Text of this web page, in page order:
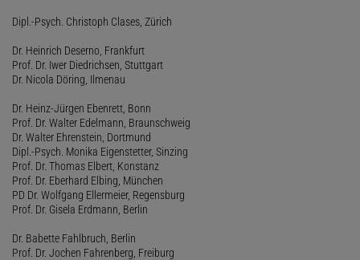
Dipl.-Psych. Christoph Clases, Zürich
Dr. Heinrich Deserno, Frankfurt
Prof. Dr. Iwer Diedrichsen, Stuttgart
Dr. Nicola Döring, Ilmenau
Dr. Heinz-Jürgen Ebenrett, Bonn
Prof. Dr. Walter Edelmann, Braunschweig
Dr. Walter Ehrenstein, Dortmund
Dipl.-Psych. Monika Eigenstetter, Sinzing
Prof. Dr. Thomas Elbert, Konstanz
Prof. Dr. Eberhard Elbing, München
PD Dr. Wolfgang Ellermeier, Regensburg
Prof. Dr. Gisela Erdmann, Berlin
Dr. Babette Fahlbruch, Berlin
Prof. Dr. Jochen Fahrenberg, Freiburg